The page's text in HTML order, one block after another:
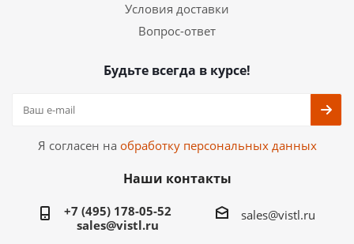
Условия доставки
Вопрос-ответ
Будьте всегда в курсе!
Я согласен на обработку персональных данных
Наши контакты
+7 (495) 178-05-52
sales@vistl.ru
sales@vistl.ru